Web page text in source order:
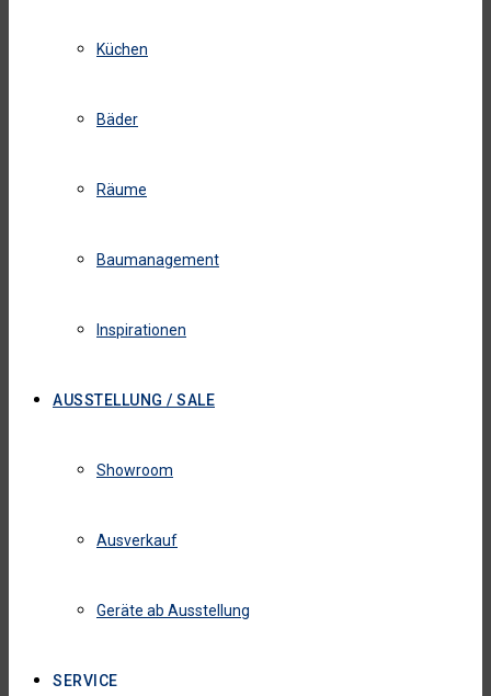
Küchen
Bäder
Räume
Baumanagement
Inspirationen
AUSSTELLUNG / SALE
Showroom
Ausverkauf
Geräte ab Ausstellung
SERVICE